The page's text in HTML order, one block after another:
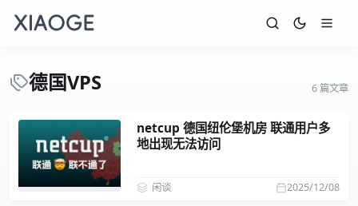
德国VPS 6 篇文章
netcup 德国纽伦堡机房 联通用户多
地出现无法访问
2025/12/08
闲谈